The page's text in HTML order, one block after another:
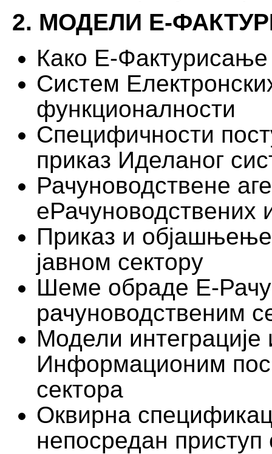
2. МОДЕЛИ Е-
Како Е-
Систем
функционалности
Специфичности
приказ Иделаног
Рачуноводствене
еРачуноводствених
Приказ и
јавном сектору
Шеме обраде Е-
рачуноводственим
Модели
Информационим
сектора
Оквирна
непосредан